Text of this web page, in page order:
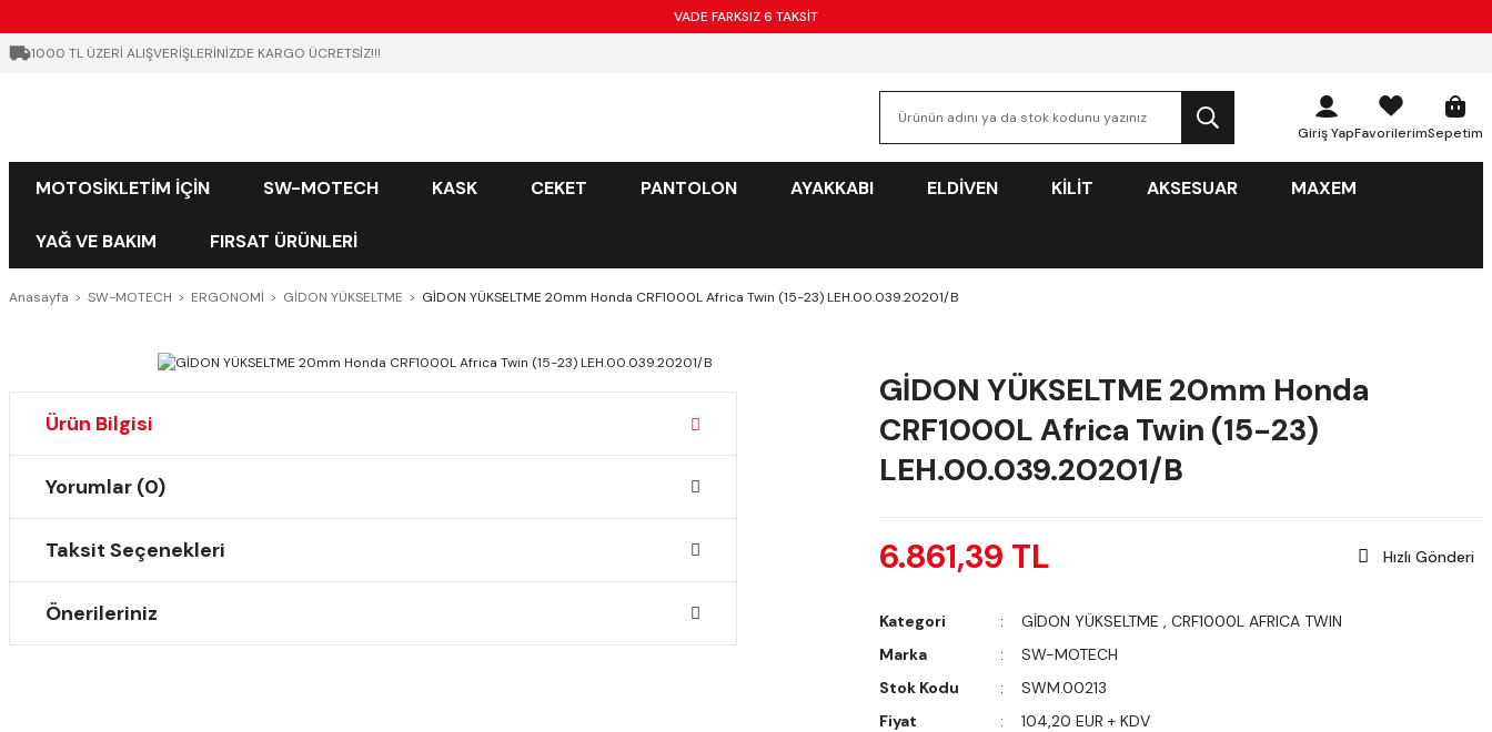
VADE FARKSIZ 6 TAKSİT
1000 TL ÜZERİ ALIŞVERİŞLERİNİZDE KARGO ÜCRETSİZ!!!
Giriş YapFavorilerimSepetim
MOTOSİKLETİM İÇİN SW-MOTECH KASK CEKET PANTOLON AYAKKABI ELDİVEN KİLİT AKSESUAR MAXEM
YAĞ VE BAKIM FIRSAT ÜRÜNLERİ
Anasayfa SW-MOTECH ERGONOMİ GİDON YÜKSELTME GİDON YÜKSELTME 20mm Honda CRF1000L Africa Twin (15-23) LEH.00.039.20201/B
Ürün Bilgisi
Yorumlar (0)
Taksit Seçenekleri
Önerileriniz
GİDON YÜKSELTME 20mm Honda
CRF1000L Africa Twin (15-23)
LEH.00.039.20201/B
6.861,39 TL Hızlı Gönderi
Kategori GİDON YÜKSELTME , CRF1000L AFRICA TWIN
Marka
SW-MOTECH
Stok Kodu
SWM.00213
Fiyat
104,20 EUR + KDV